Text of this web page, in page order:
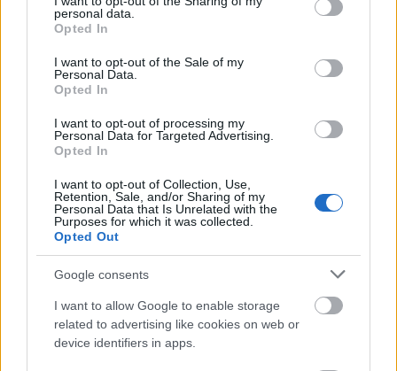
grant or deny consent to Google and its third-party tags to
use your data for below specified purposes in below Google
consent section.
personal data.
Opted In
I want to opt-out of the Sale of my
Personal Data.
Opted In
I want to opt-out of processing my
Personal Data for Targeted Advertising.
Opted In
I want to opt-out of Collection, Use,
Retention, Sale, and/or Sharing of my
Personal Data that Is Unrelated with the
Purposes for which it was collected.
Opted Out
Google consents
I want to allow Google to enable storage
related to advertising like cookies on web or
device identifiers in apps.
Μάθε πρώτος όλες τις σημαντικές
Βάλε το proson.gr στα αποτελέσματα
αναζήτησης της Google
Δημοφιλείς Ειδήσεις
ΟΠΕΚΑ: Μηνιαίο επίδομα έως 210